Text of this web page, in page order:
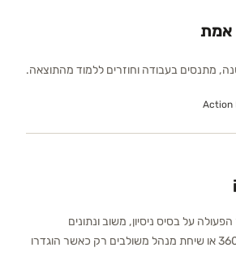
אמת
מתנסים בעבודה וחוזרים ללמוד מהתוצאה.
Action
על בסיס ניסיון, משוב ונתונים
מהעבודה; משוב 360 או שיחת מנהל משולבים רק כאשר הוגדרו